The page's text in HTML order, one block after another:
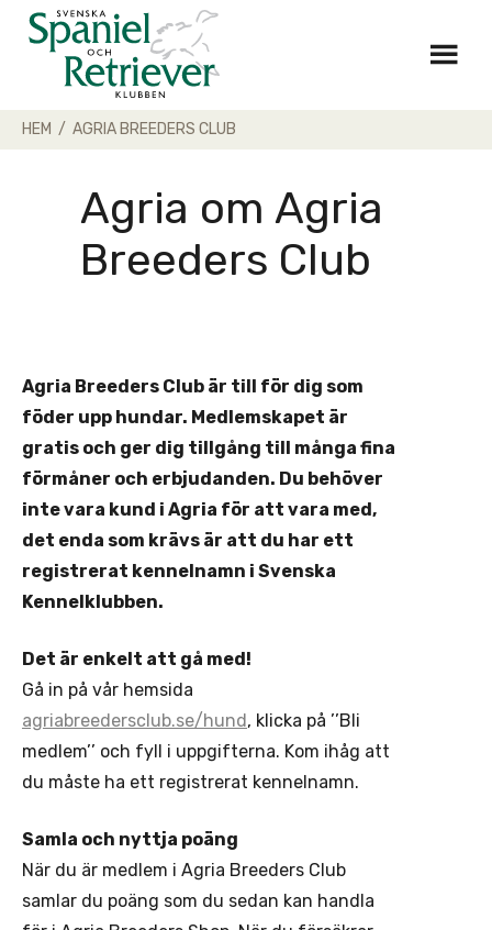
Skip
HEM / AGRIA BREEDERS CLUB
Agria om Agria
Breeders Club
Agria Breeders Club är till för dig som
föder upp hundar. Medlemskapet är
gratis och ger dig tillgång till många fina
förmåner och erbjudanden. Du behöver
inte vara kund i Agria för att vara med,
det enda som krävs är att du har ett
registrerat kennelnamn i Svenska
Kennelklubben.
Det är enkelt att gå med!
Gå in på vår hemsida
agriabreedersclub.se/hund, klicka på ’’Bli
medlem’’ och fyll i uppgifterna. Kom ihåg att
du måste ha ett registrerat kennelnamn.
Samla och nyttja poäng
När du är medlem i Agria Breeders Club
samlar du poäng som du sedan kan handla